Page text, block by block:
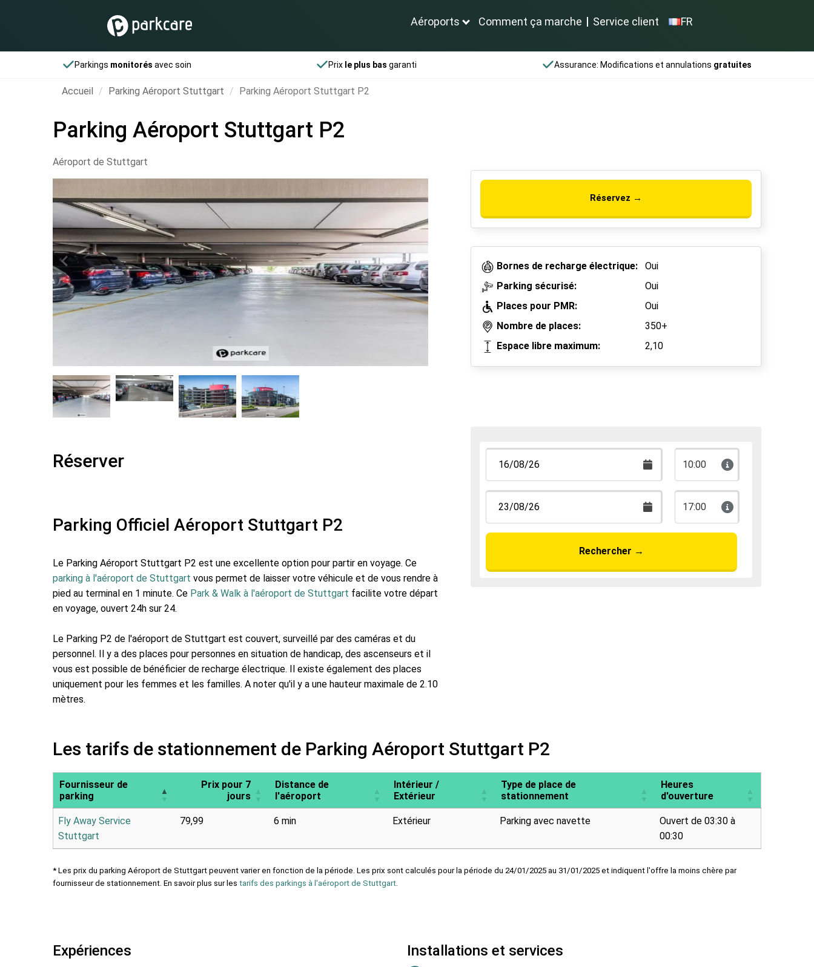
Aéroports Comment ça marche Service client FR
Parkings monitorés avec soin Prix le plus bas garanti Assurance: Modifications et annulations gratuites
Accueil Parking Aéroport Stuttgart Parking Aéroport Stuttgart P2
Parking Aéroport Stuttgart P2
Aéroport de Stuttgart
Réservez →
Bornes de recharge électrique:
Oui
Parking sécurisé:
Oui
Places pour PMR:
Oui
Nombre de places:
350+
Espace libre maximum:
2,10
Réserver
Parking Officiel Aéroport Stuttgart P2
Le Parking Aéroport Stuttgart P2 est une excellente option pour partir en voyage. Ce
parking à l'aéroport de Stuttgart vous permet de laisser votre véhicule et de vous rendre à
pied au terminal en 1 minute. Ce Park & Walk à l'aéroport de Stuttgart facilite votre départ
en voyage, ouvert 24h sur 24.
Le Parking P2 de l'aéroport de Stuttgart est couvert, surveillé par des caméras et du
personnel. Il y a des places pour personnes en situation de handicap, des ascenseurs et il
vous est possible de bénéficier de recharge électrique. Il existe également des places
uniquement pour les femmes et les familles. A noter qu'il y a une hauteur maximale de 2.10
mètres.
10:00
17:00
Rechercher →
Les tarifs de stationnement de Parking Aéroport Stuttgart P2
Fournisseur de
parking
Prix pour 7
jours
Distance de
l'aéroport
Intérieur /
Extérieur
Type de place de
stationnement
Heures
d'ouverture
Fly Away Service
Stuttgart
79,99 6 min Extérieur Parking avec navette
Ouvert de 03:30 à
00:30
* Les prix du parking Aéroport de Stuttgart peuvent varier en fonction de la période. Les prix sont calculés pour la période du 24/01/2025 au 31/01/2025 et indiquent l'offre la moins chère par
fournisseur de stationnement. En savoir plus sur les tarifs des parkings à l'aéroport de Stuttgart.
Expériences Installations et services